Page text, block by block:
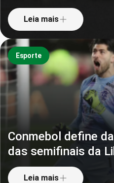
Leia mais
Esporte
Conmebol define
das semifinais da
Leia mais